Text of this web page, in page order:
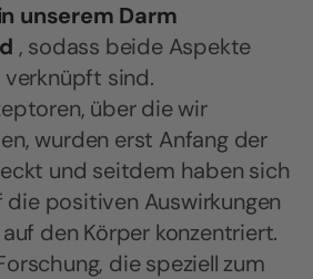
unserem Darm
, sodass beide Aspekte
sind.
über die wir
wurden erst Anfang der
und seitdem haben sich
die positiven Auswirkungen
den Körper konzentriert.
die speziell zum